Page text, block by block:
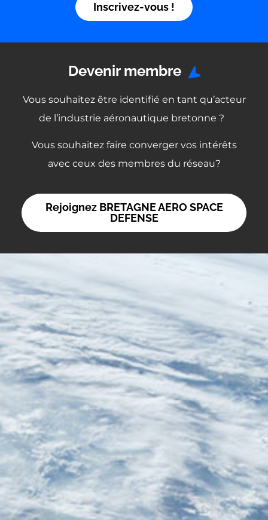
Inscrivez-vous !
Devenir membre
Vous souhaitez être identifié en tant qu’acteur
de l’industrie aéronautique bretonne ?
Vous souhaitez faire converger vos intérêts
avec ceux des membres du réseau?
Rejoignez BRETAGNE AERO SPACE
DEFENSE